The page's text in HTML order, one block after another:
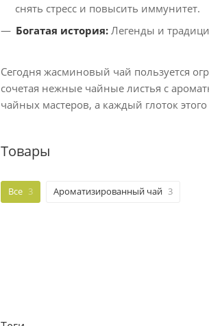
снять стресс и повысить иммунитет.
Богатая история: Легенды и
Сегодня жасминовый чай пользуется
сочетая нежные чайные листья с
чайных мастеров, а каждый глоток
Товары
Все 3 Ароматизированный чай 3